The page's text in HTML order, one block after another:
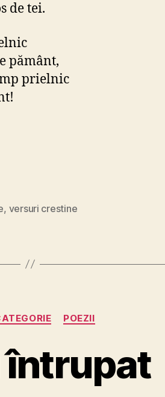
de tei.
pământ,
prielnic
, versuri crestine
CategoriiPOEZII
întrupat